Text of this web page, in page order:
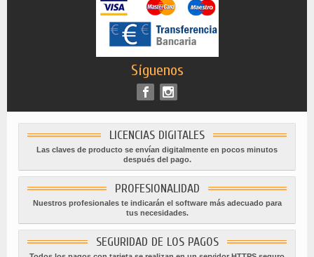
Síguenos
LICENCIAS DIGITALES
Las claves de producto se envían digitalmente en pocos minutos
después del pago.
PROFESIONALIDAD
Nuestros profesionales te indicarán el software más adecuado para
tus necesidades.
SEGURIDAD DE LOS PAGOS